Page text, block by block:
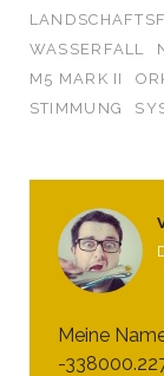
WASSERFALL
M5 MARK II
STIMMUNG
Meine
-